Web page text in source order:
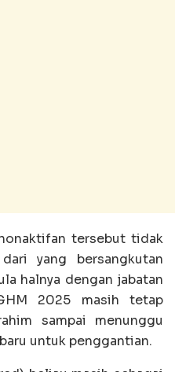
tersebut tidak
yang bersangkutan
halnya dengan jabatan
2025 masih tetap
sampai menunggu
untuk penggantian.